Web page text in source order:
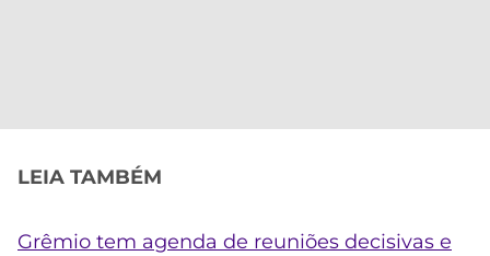
LEIA TAMBÉM
Grêmio tem agenda de reuniões decisivas e